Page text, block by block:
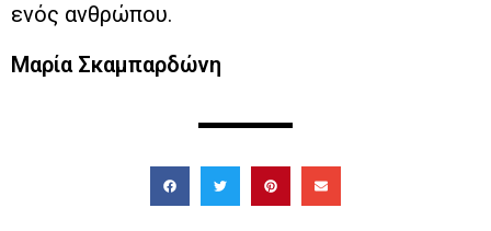
ενός ανθρώπου.
Μαρία Σκαμπαρδώνη